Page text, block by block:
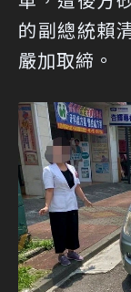
的副總統賴
嚴加取締。